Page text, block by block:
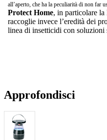
all’aperto, che ha la peculiarità di non far
Protect Home, in particolare
raccoglie invece l’eredità dei
linea di insetticidi con soluzioni
Approfondisci